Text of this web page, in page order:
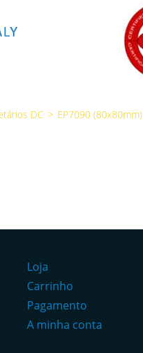
DC > EP7090 (80x80mm)
Loja
Carrinho
Pagamento
A minha conta